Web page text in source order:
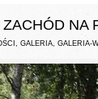
ZACHÓD NA
, GALERIA, GALERIA-